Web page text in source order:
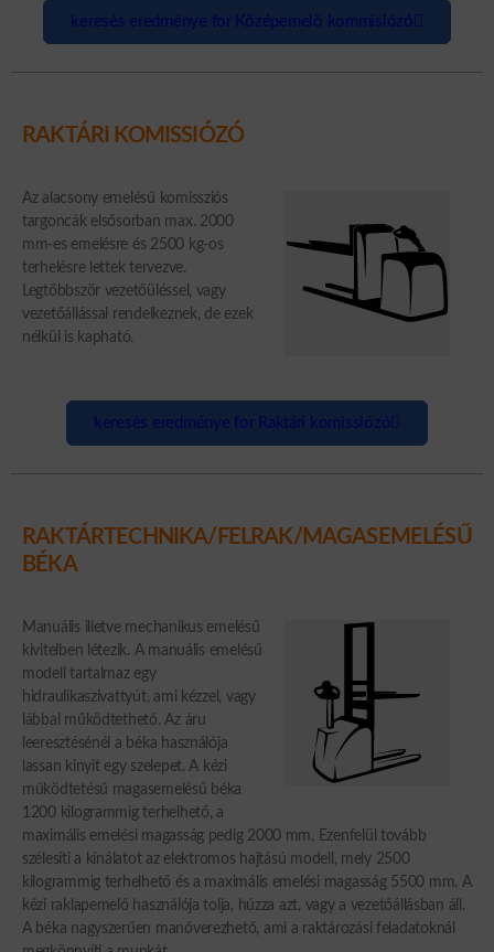
keresés eredménye for Középemelö kommisiózó
RAKTÁRI KOMISSIÓZÓ
Az alacsony emelésű komissziós
targoncák elsősorban max. 2000
mm-es emelésre és 2500 kg-os
terhelésre lettek tervezve.
Legtöbbször vezetőüléssel, vagy
vezetőállással rendelkeznek, de ezek
nélkül is kapható.
keresés eredménye for Raktári komissiózó
RAKTÁRTECHNIKA/FELRAK/MAGASEMELÉSŰ
BÉKA
Manuális illetve mechanikus emelésű
kivitelben létezik. A manuális emelésű
modell tartalmaz egy
hidraulikaszivattyút, ami kézzel, vagy
lábbal működtethető. Az áru
leeresztésénél a béka használója
lassan kinyit egy szelepet. A kézi
működtetésű magasemelésű béka
1200 kilogrammig terhelhető, a
maximális emelési magasság pedig 2000 mm. Ezenfelül tovább
szélesíti a kínálatot az elektromos hajtású modell, mely 2500
kilogrammig terhelhető és a maximális emelési magasság 5500 mm. A
kézi raklapemelő használója tolja, húzza azt, vagy a vezetőállásban áll.
A béka nagyszerűen manőverezhető, ami a raktározási feladatoknál